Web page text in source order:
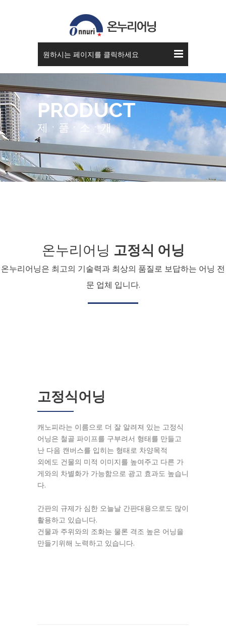
원하시는 페이지를 클릭하세요
PRODUCT
제ㆍ품ㆍ소ㆍ개
온누리어닝 고정식 어닝
온누리어닝은 최고의 기술력과 최상의 품질로 보답하는 어닝 전
문 업체 입니다.
고정식어닝
캐노피라는 이름으로 더 잘 알려져 있는 고정식
어닝은 철골 파이프를 구부려서 형태를 만들고
난 다음 캔버스를 입히는 형태로 차양목적
외에도 건물의 미적 이미지를 높여주고 다른 가
게와의 차별화가 가능함으로 광고 효과도 높습니
다.
간판의 규제가 심한 오늘날 간판대용으로도 많이
활용하고 있습니다.
건물과 주위와의 조화는 물론 격조 높은 어닝을
만들기위해 노력하고 있습니다.